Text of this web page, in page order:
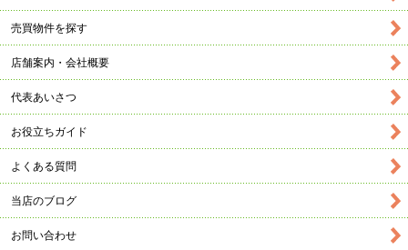
売買物件を探す
店舗案内・会社概要
代表あいさつ
お役立ちガイド
よくある質問
当店のブログ
お問い合わせ